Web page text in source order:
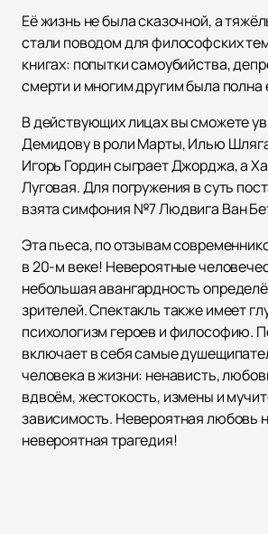
Её жизнь не была сказочной, а
стали поводом для философских
книгах: попытки самоубийства,
смерти и многим другим была полна
В действующих лицах вы сможете
Демидову в роли Марты, Илью
Игорь Гордин сыграет Джорджа, а
Луговая. Для погружения в суть
взята симфония №7 Людвига Ван
Эта пьеса, по отзывам
в 20-м веке! Невероятные
небольшая авангардность
зрителей. Спектакль также имеет
психологизм героев и философию.
включает в себя самые
человека в жизни: ненависть,
вдвоём, жестокость, измены и
зависимость. Невероятная любовь
невероятная трагедия!